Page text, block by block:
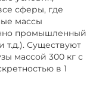
сферы, где
массы
промышленный
т.д.). Существуют
массой 300 кг с
в 1